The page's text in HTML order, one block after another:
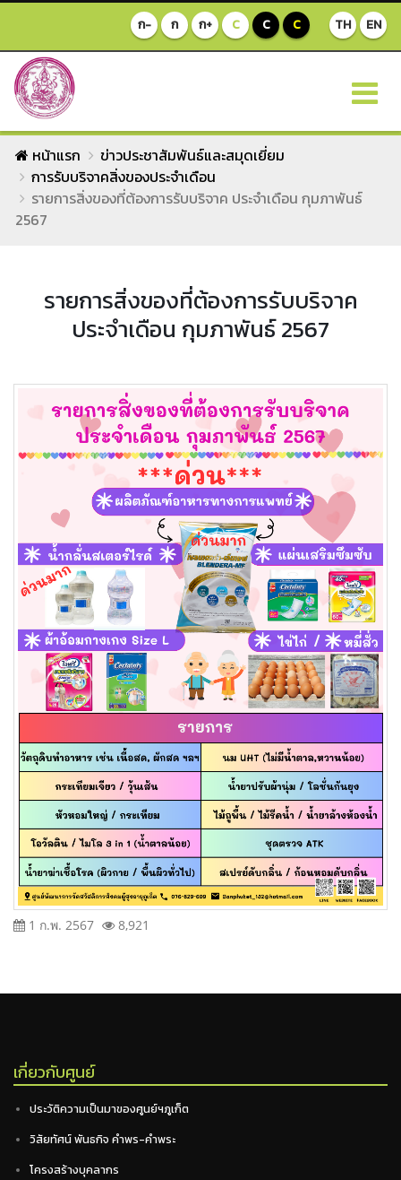
TH EN
ก- ก ก+ C C C
หน้าแรก
ข่าวประชาสัมพันธ์และสมุดเยี่ยม
การรับบริจาคสิ่งของประจำเดือน
รายการสิ่งของที่ต้องการรับบริจาค ประจำเดือน กุมภาพันธ์
2567
รายการสิ่งของที่ต้องการรับบริจาค
ประจำเดือน กุมภาพันธ์ 2567
1 ก.พ. 2567 8,921
เกี่ยวกับศูนย์
ประวัติความเป็นมาของศูนย์ฯภูเก็ต
วิสัยทัศน์ พันธกิจ คำพร-คำพระ
โครงสร้างบุคลากร